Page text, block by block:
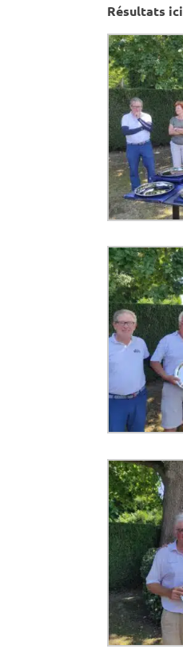
Résultats ici